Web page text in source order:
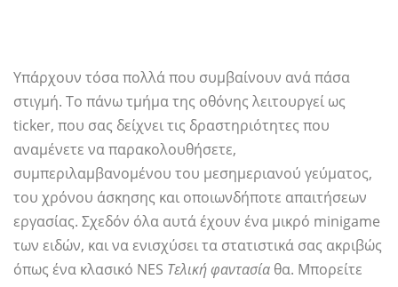
Υπάρχουν τόσα πολλά που συμβαίνουν ανά πάσα
στιγμή. Το πάνω τμήμα της οθόνης λειτουργεί ως
ticker, που σας δείχνει τις δραστηριότητες που
αναμένετε να παρακολουθήσετε,
συμπεριλαμβανομένου του μεσημεριανού γεύματος,
του χρόνου άσκησης και οποιωνδήποτε απαιτήσεων
εργασίας. Σχεδόν όλα αυτά έχουν ένα μικρό minigame
των ειδών, και να ενισχύσει τα στατιστικά σας ακριβώς
όπως ένα κλασικό NES Τελική φαντασία θα. Μπορείτε